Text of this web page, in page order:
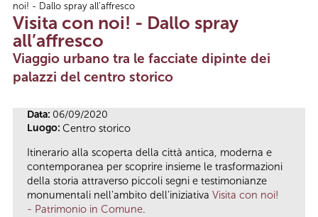
Tu sei qui
noi! - Dallo spray all’affresco
Visita con noi! - Dallo spray
all’affresco
Viaggio urbano tra le facciate dipinte dei
palazzi del centro storico
Data: 06/09/2020
Luogo: Centro storico
Itinerario alla scoperta della città antica, moderna e
contemporanea per scoprire insieme le trasformazioni
della storia attraverso piccoli segni e testimonianze
monumentali nell'ambito dell'iniziativa Visita con noi!
- Patrimonio in Comune.